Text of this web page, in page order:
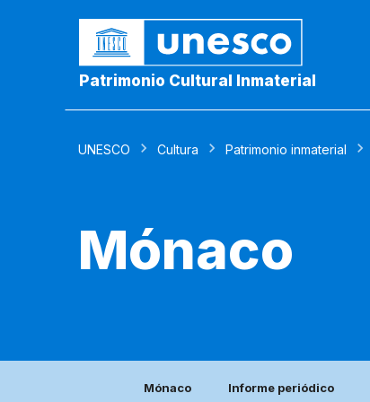
Patrimonio Cultural Inmaterial
UNESCO Cultura Patrimonio inmaterial
Mónaco
Mónaco Informe periódico